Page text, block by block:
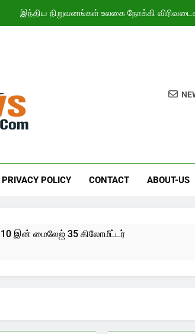
இந்திய நிறுவனங்கள் உலகை நோக்கி
11ஆம் வகுப்பு மாணவர்களுக்கு
இந்திய நிறுவனங்கள் உலகை நோக்கி
PRIVACY POLICY CONTACT ABOUT-US
இன் மைலேஜ் 35 கிலோமீட்டர்